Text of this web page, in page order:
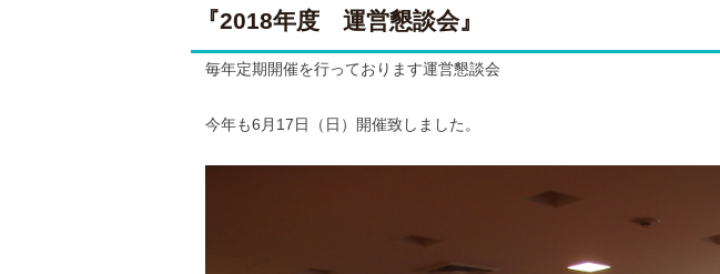
『2018年度 運営懇談会』
毎年定期開催を行っております運営懇談会
今年も6月17日（日）開催致しました。